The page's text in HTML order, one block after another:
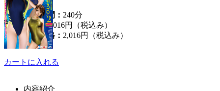
女優：
収録時間： 240分
定価：2,016円（税込み）
販売価格： 2,016円 （税込み）
カートに入れる
内容紹介